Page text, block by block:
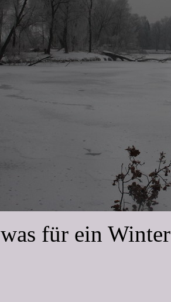
was für ein